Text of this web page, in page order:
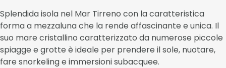
Splendida isola nel Mar Tirreno con la caratteristica
forma a mezzaluna che la rende affascinante e unica. Il
suo mare cristallino caratterizzato da numerose piccole
spiagge e grotte è ideale per prendere il sole, nuotare,
fare snorkeling e immersioni subacquee.